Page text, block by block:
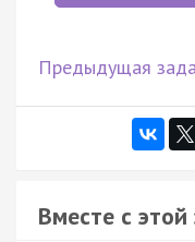
Предыдущая
Вместе с